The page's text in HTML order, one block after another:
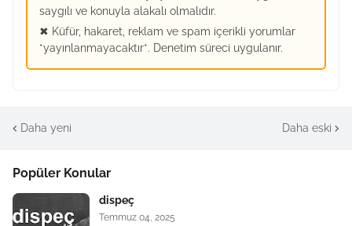
saygılı ve konuyla alakalı olmalıdır.
✖ Küfür, hakaret, reklam ve spam içerikli yorumlar
*yayınlanmayacaktır*. Denetim süreci uygulanır.
Daha yeni Daha eski
Popüler Konular
dispeç
Temmuz 04, 2025